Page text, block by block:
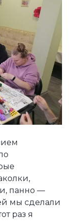
панно —
мы сделали
раз я